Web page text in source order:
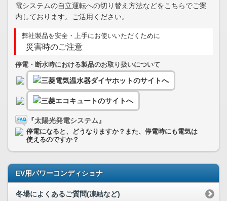
電システムの自立運転への切り替え方法などをこちらでご案
内しております。ご活用ください。
弊社製品を安全・上手にお使いいただくために
災害時のご注意
停電・断水時における製品のお取り扱いについて
『太陽光発電システム』
停電になると、どうなりますか？また、停電時にも電気は
使えるのですか？
EV用パワーコンディショナ
冬場によくあるご質問(凍結など)